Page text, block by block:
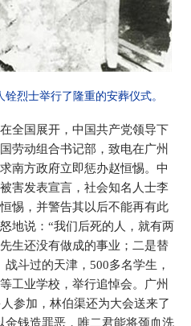
烈士举行了隆重的安葬仪式。
全国展开，中国共产党领导下
劳动组合书记部，致电在广州
南方政府立即惩办赵恒惕。中
害发表宣言，社会知名人士李
惕，并警告其以后不能再有此
地说：“我们后死的人，就有两
生还没有做成的事业；二是替
斗过的天津，500多名学生，
工业学校，举行追悼会。广州
参加，林伯渠还为大会送来了
金钱造罪恶，唯二君能将颈血洗